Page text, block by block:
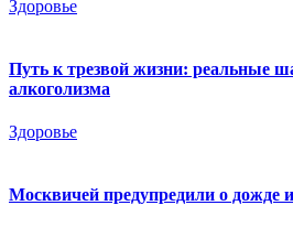
Здоровье
Путь к трезвой жизни: реальные
алкоголизма
Здоровье
Москвичей предупредили о дожде